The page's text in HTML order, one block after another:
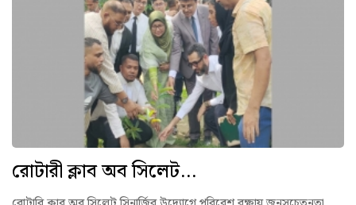
রোটারী ক্লাব অব সিলেট...